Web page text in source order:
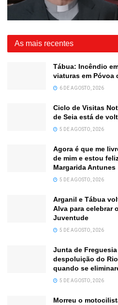
As mais recentes
Tábua: Incêndio
viaturas em Póvoa
6 DE AGOSTO, 2026
Ciclo de Visitas
de Seia está de
5 DE AGOSTO, 2026
Agora é que me
de mim e estou
Margarida Antunes
5 DE AGOSTO, 2026
Arganil e Tábua
Alva para celebrar
Juventude
5 DE AGOSTO, 2026
Junta de
despoluição do
quando se
5 DE AGOSTO, 2026
Morreu o